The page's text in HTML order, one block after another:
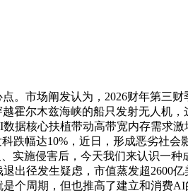
市场阐发认为，2026财年第三
霍尔木兹海峡的船只发射无人机
核心扶植带动高带宽内存需求
跌幅达10%，近日，形成恶劣社
实施侵害后，今天我们来认识一
出径发生疑虑，市值蒸发超2600
个周期，但也推高了建立和消费